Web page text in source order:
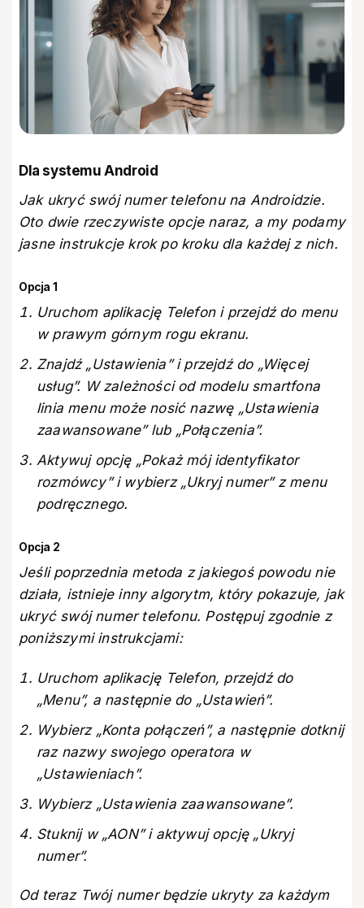
Dla systemu Android
Jak ukryć swój numer telefonu na Androidzie.
Oto dwie rzeczywiste opcje naraz, a my podamy
jasne instrukcje krok po kroku dla każdej z nich.
Opcja 1
Uruchom aplikację Telefon i przejdź do menu
w prawym górnym rogu ekranu.
Znajdź „Ustawienia” i przejdź do „Więcej
usług”. W zależności od modelu smartfona
linia menu może nosić nazwę „Ustawienia
zaawansowane” lub „Połączenia”.
Aktywuj opcję „Pokaż mój identyfikator
rozmówcy” i wybierz „Ukryj numer” z menu
podręcznego.
Opcja 2
Jeśli poprzednia metoda z jakiegoś powodu nie
działa, istnieje inny algorytm, który pokazuje, jak
ukryć swój numer telefonu. Postępuj zgodnie z
poniższymi instrukcjami:
Uruchom aplikację Telefon, przejdź do
„Menu”, a następnie do „Ustawień”.
Wybierz „Konta połączeń”, a następnie dotknij
raz nazwy swojego operatora w
„Ustawieniach”.
Wybierz „Ustawienia zaawansowane”.
Stuknij w „AON” i aktywuj opcję „Ukryj
numer”.
Od teraz Twój numer będzie ukryty za każdym